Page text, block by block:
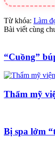
Từ khóa: Làm
Bài viết cùng
“Cuồng”
Thẩm mỹ
Bị spa lởm